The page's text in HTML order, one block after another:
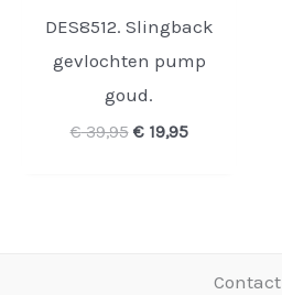
DES8512. Slingback
gevlochten pump
goud.
€39,95 Oorspronkelijke
€19,95Huidige
Contact